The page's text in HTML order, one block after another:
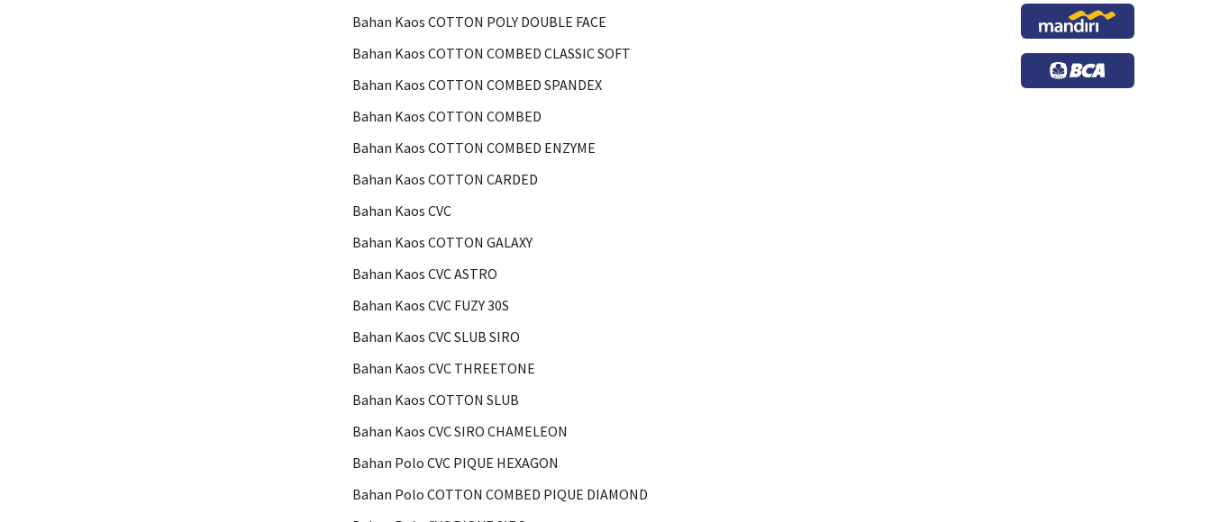
Bahan Kaos COTTON POLY DOUBLE FACE
Bahan Kaos COTTON COMBED CLASSIC SOFT
Bahan Kaos COTTON COMBED SPANDEX
Bahan Kaos COTTON COMBED
Bahan Kaos COTTON COMBED ENZYME
Bahan Kaos COTTON CARDED
Bahan Kaos CVC
Bahan Kaos COTTON GALAXY
Bahan Kaos CVC ASTRO
Bahan Kaos CVC FUZY 30S
Bahan Kaos CVC SLUB SIRO
Bahan Kaos CVC THREETONE
Bahan Kaos COTTON SLUB
Bahan Kaos CVC SIRO CHAMELEON
Bahan Polo CVC PIQUE HEXAGON
Bahan Polo COTTON COMBED PIQUE DIAMOND